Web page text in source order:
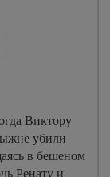
Виктору
убили
в бешеном
Ренату и